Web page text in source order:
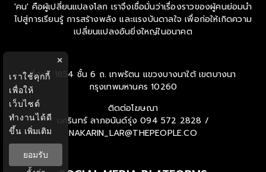
'คน' คือผู้เปลี่ยนแปลงโลก เราจึงเชื่อมั่นว่าเรื่องราวของผู้คนย่อมนำ
ไปสู่การเรียนรู้ การสร้างพลัง และแรงบันดาลใจ เพื่อก่อให้เกิดความ
เปลี่ยนแปลงอันยิ่งใหญ่ในอนาคต
ที่อยู่ : 1854 ชั้น 6 ถ. เทพรัตน แขวงบางนาใต้ เขตบางนา
กรุงเทพมหานคร 10260
ติดต่อโฆษณา
นครินทร์ ลาภอนันด์รุ่ง 094 572 2828 /
NAKARIN_LAR@THEPEOPLE.CO
×
เราใช้คุกกี้
เพื่อให้
เว็บไซต์
ทำงานได้ดี
ขึ้น เพิ่มเติม
ยอมรับ